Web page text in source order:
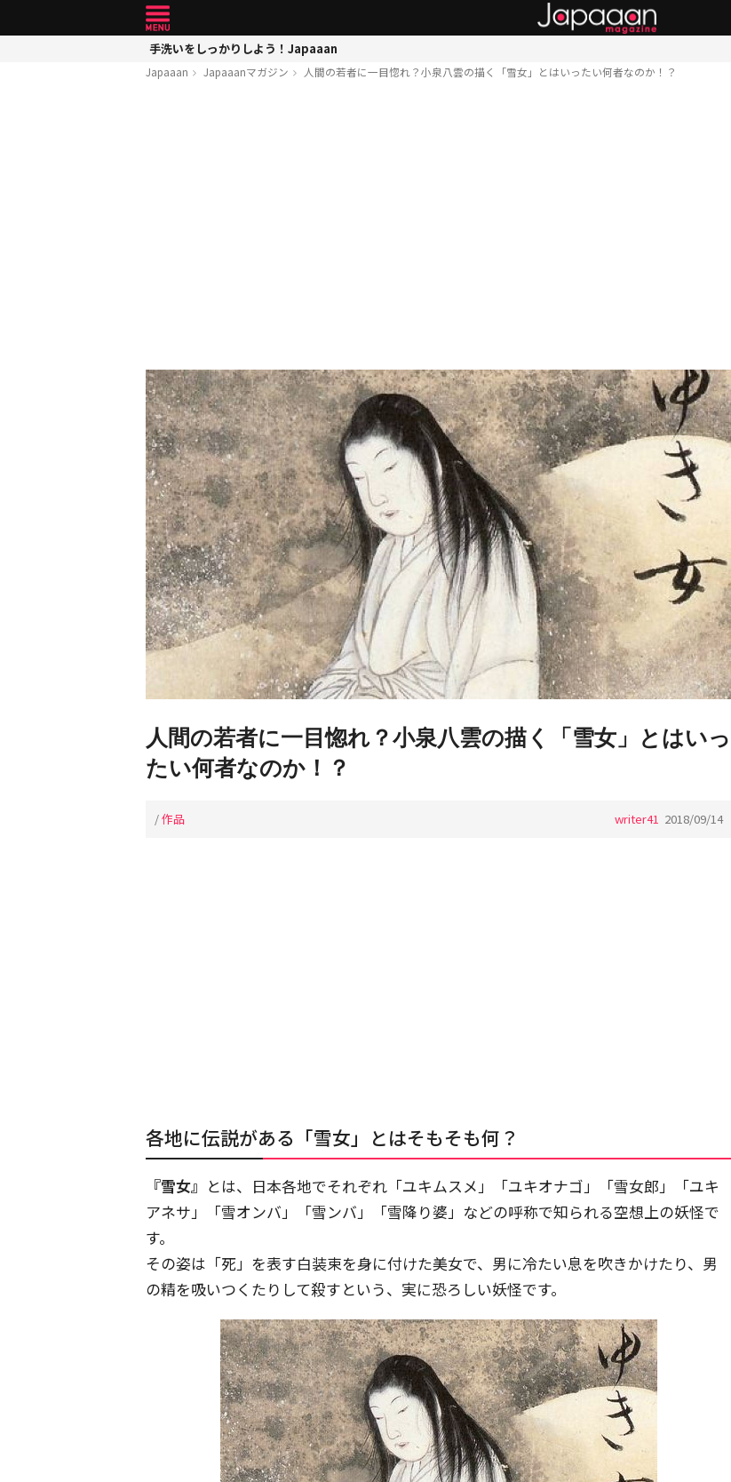
手洗いをしっかりしよう！Japaaan
Japaaan Japaaanマガジン 人間の若者に一目惚れ？小泉八雲の描く「雪女」とはいったい何者なのか！？
人間の若者に一目惚れ？小泉八雲の描く「雪女」とはいっ
たい何者なのか！？
/作品 writer41 2018/09/14
各地に伝説がある「雪女」とはそもそも何？
『雪女』 とは、日本各地でそれぞれ「ユキムスメ」「ユキオナゴ」「雪女郎」「ユキ
アネサ」「雪オンバ」「雪ンバ」「雪降り婆」などの呼称で知られる空想上の妖怪で
す。
その姿は「死」を表す白装束を身に付けた美女で、男に冷たい息を吹きかけたり、男
の精を吸いつくたりして殺すという、実に恐ろしい妖怪です。